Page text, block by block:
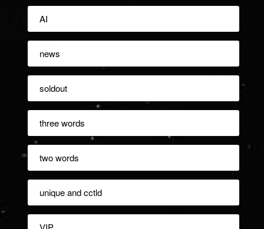
AI
news
soldout
three words
two words
unique and cctld